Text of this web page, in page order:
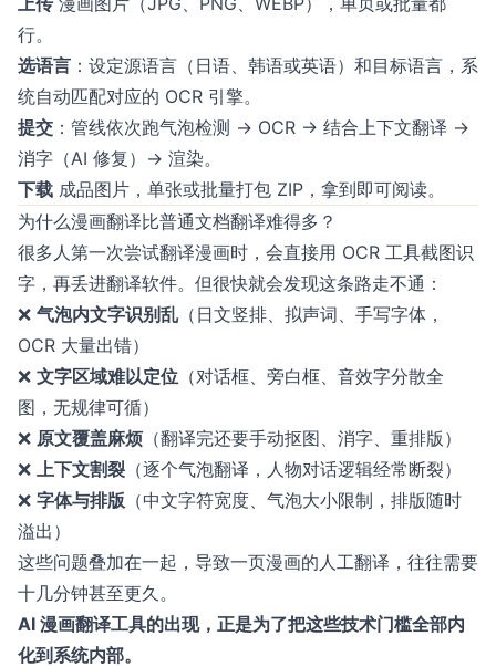
行。
选语言 ：设定源语言（日语、韩语或英语）和目标语言，系
统自动匹配对应的 OCR 引擎。
提交 ：管线依次跑气泡检测 → OCR → 结合上下文翻译 →
消字（AI 修复）→ 渲染。
下载 成品图片，单张或批量打包 ZIP，拿到即可阅读。
为什么漫画翻译比普通文档翻译难得多？
很多人第一次尝试翻译漫画时，会直接用 OCR 工具截图识
字，再丢进翻译软件。但很快就会发现这条路走不通：
❌ 气泡内文字识别乱 （日文竖排、拟声词、手写字体，
OCR 大量出错）
❌ 文字区域难以定位 （对话框、旁白框、音效字分散全
图，无规律可循）
❌ 原文覆盖麻烦（翻译完还要手动抠图、消字、重排版）
❌ 上下文割裂 （逐个气泡翻译，人物对话逻辑经常断裂）
❌ 字体与排版 （中文字符宽度、气泡大小限制，排版随时
溢出）
这些问题叠加在一起，导致一页漫画的人工翻译，往往需要
十几分钟甚至更久。
AI 漫画翻译工具的出现，正是为了把这些技术门槛全部内
化到系统内部。